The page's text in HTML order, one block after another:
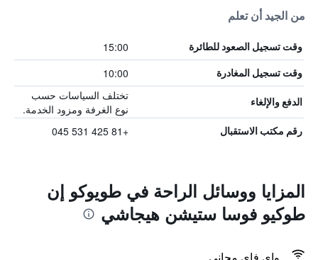
من الجيد أن تعلم
وقت تسجيل الصعود للطائرة 15:00
وقت تسجيل المغادرة 10:00
الدفع والإلغاء
تختلف السياسات حسب
نوع الغرفة ومزود الخدمة.
رقم مكتب الاستقبال +81 425 531 045
المزايا ووسائل الراحة في طويوكو إن
طوكيو فوسا ستيشن هيجاشي